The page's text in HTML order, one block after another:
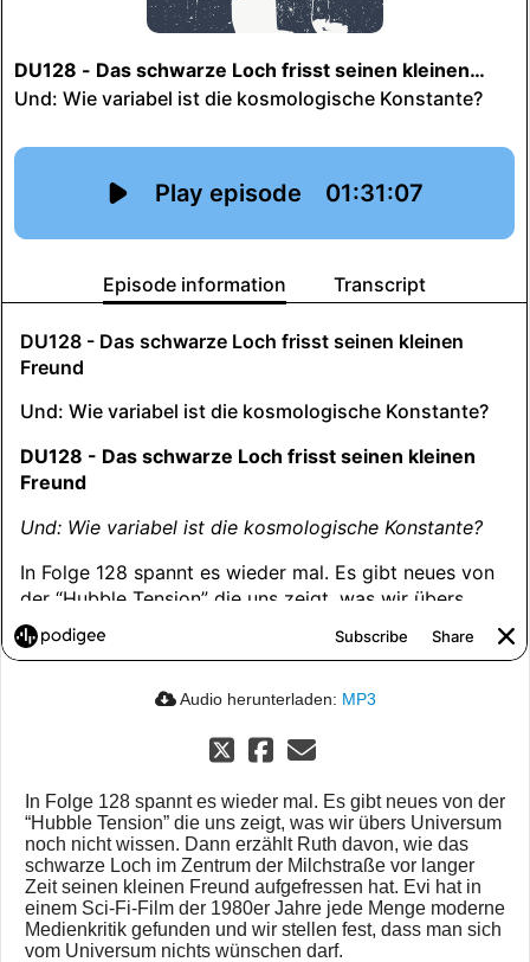
Audio herunterladen: MP3
In Folge 128 spannt es wieder mal. Es gibt neues von der
“Hubble Tension” die uns zeigt, was wir übers Universum
noch nicht wissen. Dann erzählt Ruth davon, wie das
schwarze Loch im Zentrum der Milchstraße vor langer
Zeit seinen kleinen Freund aufgefressen hat. Evi hat in
einem Sci-Fi-Film der 1980er Jahre jede Menge moderne
Medienkritik gefunden und wir stellen fest, dass man sich
vom Universum nichts wünschen darf.